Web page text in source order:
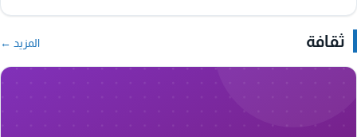
ثقافة المزيد ←